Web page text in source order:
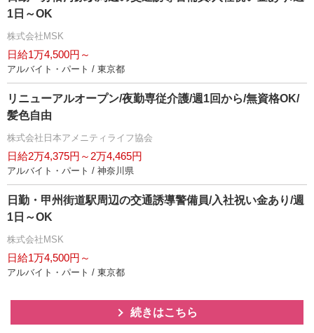
1日～OK
株式会社MSK
日給1万4,500円～
アルバイト・パート / 東京都
リニューアルオープン/夜勤専従介護/週1回から/無資格OK/
髪色自由
株式会社日本アメニティライフ協会
日給2万4,375円～2万4,465円
アルバイト・パート / 神奈川県
日勤・甲州街道駅周辺の交通誘導警備員/入社祝い金あり/週
1日～OK
株式会社MSK
日給1万4,500円～
アルバイト・パート / 東京都
続きはこちら